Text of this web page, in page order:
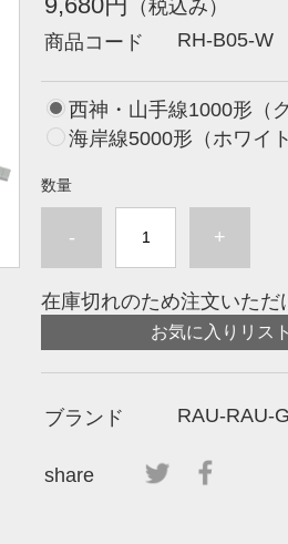
（税込み）
商品コード
RH-B05-W
西神・山手線1000形（
海岸線5000形（ホワイト
数量
- +
在庫切れのため注文いただ
お気に入りリス
ブランド RAU-RAU-
share